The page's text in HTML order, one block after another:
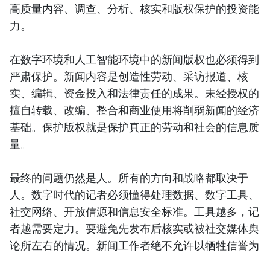
高质量内容、调查、分析、核实和版权保护的投资能
力。
在数字环境和人工智能环境中的新闻版权也必须得到
严肃保护。新闻内容是创造性劳动、采访报道、核
实、编辑、资金投入和法律责任的成果。未经授权的
擅自转载、改编、整合和商业使用将削弱新闻的经济
基础。保护版权就是保护真正的劳动和社会的信息质
量。
最终的问题仍然是人。所有的方向和战略都取决于
人。数字时代的记者必须懂得处理数据、数字工具、
社交网络、开放信源和信息安全标准。工具越多，记
者越需要定力。要避免先发布后核实或被社交媒体舆
论所左右的情况。新闻工作者绝不允许以牺牲信誉为